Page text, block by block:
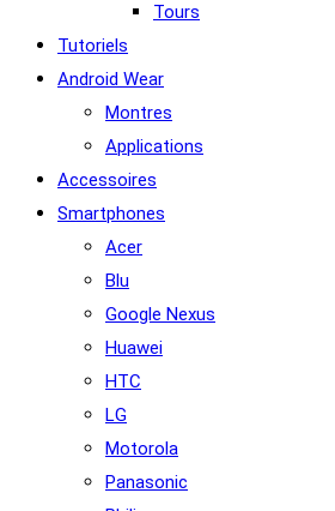
Tours
Tutoriels
Android Wear
Montres
Applications
Accessoires
Smartphones
Acer
Blu
Google Nexus
Huawei
HTC
LG
Motorola
Panasonic